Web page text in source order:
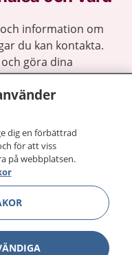
information om
du kan kontakta.
göra dina
1177 för
Visa
Visa
dig en förbättrad
för att viss
på webbplatsen.